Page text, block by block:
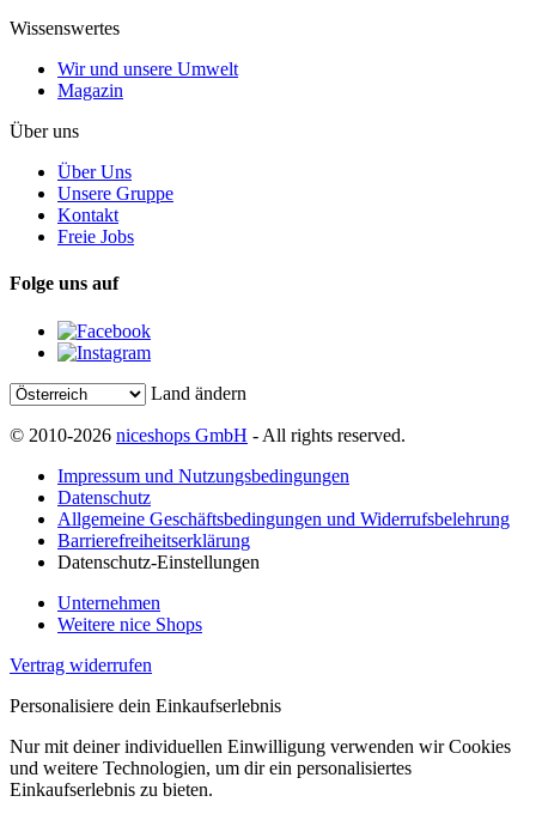
Wissenswertes
Wir und unsere Umwelt
Magazin
Über uns
Über Uns
Unsere Gruppe
Kontakt
Freie Jobs
Folge uns auf
Land ändern
© 2010-2026 niceshops GmbH - All rights reserved.
Impressum und Nutzungsbedingungen
Datenschutz
Allgemeine Geschäftsbedingungen und Widerrufsbelehrung
Barrierefreiheitserklärung
Datenschutz-Einstellungen
Unternehmen
Weitere nice Shops
Vertrag widerrufen
Personalisiere dein Einkaufserlebnis
Nur mit deiner individuellen Einwilligung verwenden wir Cookies
und weitere Technologien, um dir ein personalisiertes
Einkaufserlebnis zu bieten.